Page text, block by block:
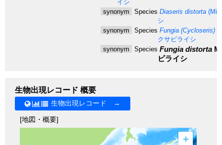
イシ
synonym
Species Diaseris distorta
シ
synonym
Species Fungia (Cycloseris)
クサビライシ
synonym
Species Fungia distorta
ビライシ
生物出現レコード 概要
生物出現レコード →
[地図・概要]
+